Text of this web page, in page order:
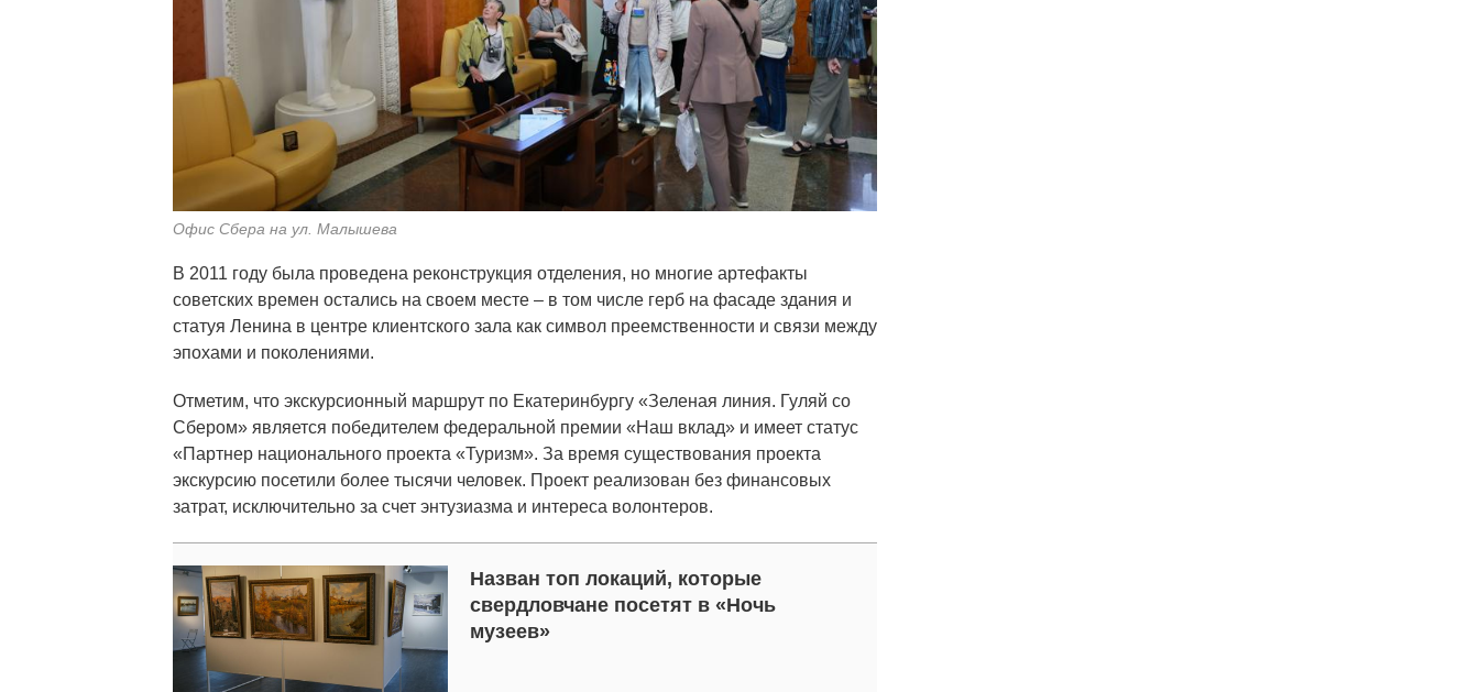
Офис Сбера на ул. Малышева
В 2011 году была проведена реконструкция отделения, но многие артефакты
советских времен остались на своем месте – в том числе герб на фасаде здания и
статуя Ленина в центре клиентского зала как символ преемственности и связи между
эпохами и поколениями.
Отметим, что экскурсионный маршрут по Екатеринбургу «Зеленая линия. Гуляй со
Сбером» является победителем федеральной премии «Наш вклад» и имеет статус
«Партнер национального проекта «Туризм». За время существования проекта
экскурсию посетили более тысячи человек. Проект реализован без финансовых
затрат, исключительно за счет энтузиазма и интереса волонтеров.
Назван топ локаций, которые
свердловчане посетят в «Ночь
музеев»